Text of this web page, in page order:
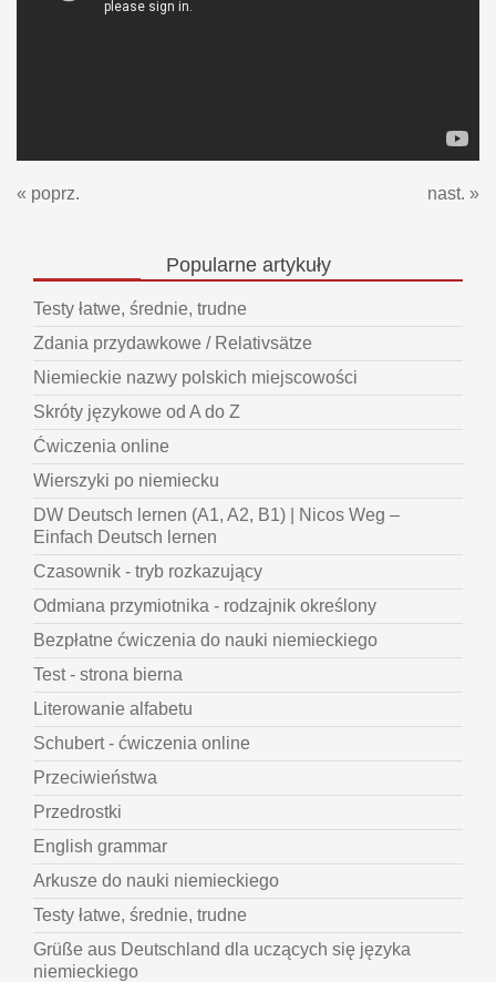
« poprz. nast. »
Popularneartykuły
Testy łatwe, średnie, trudne
Zdania przydawkowe / Relativsätze
Niemieckie nazwy polskich miejscowości
Skróty językowe od A do Z
Ćwiczenia online
Wierszyki po niemiecku
DW Deutsch lernen (A1, A2, B1) | Nicos Weg –
Einfach Deutsch lernen
Czasownik - tryb rozkazujący
Odmiana przymiotnika - rodzajnik określony
Bezpłatne ćwiczenia do nauki niemieckiego
Test - strona bierna
Literowanie alfabetu
Schubert - ćwiczenia online
Przeciwieństwa
Przedrostki
English grammar
Arkusze do nauki niemieckiego
Testy łatwe, średnie, trudne
Grüße aus Deutschland dla uczących się języka
niemieckiego